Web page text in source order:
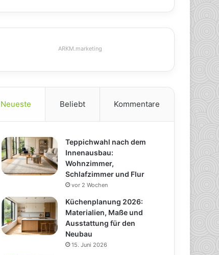
ARKM.marketing
Neueste Beliebt Kommentare
Teppichwahl nach dem
Innenausbau:
Wohnzimmer,
Schlafzimmer und Flur
vor 2 Wochen
Küchenplanung 2026:
Materialien, Maße und
Ausstattung für den
Neubau
15. Juni 2026